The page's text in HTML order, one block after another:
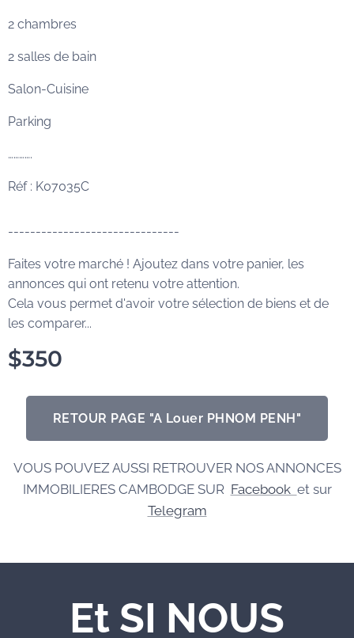
2 chambres
2 salles de bain
Salon-Cuisine
Parking
………….
Réf : K07035C
-------------------------------
Faites votre marché ! Ajoutez dans votre panier, les
annonces qui ont retenu votre attention.
Cela vous permet d'avoir votre sélection de biens et de
les comparer...
$350
RETOUR PAGE "A Louer PHNOM PENH"
VOUS POUVEZ AUSSI RETROUVER NOS ANNONCES
IMMOBILIERES CAMBODGE SUR Facebook et sur
Telegram
Et SI NOUS